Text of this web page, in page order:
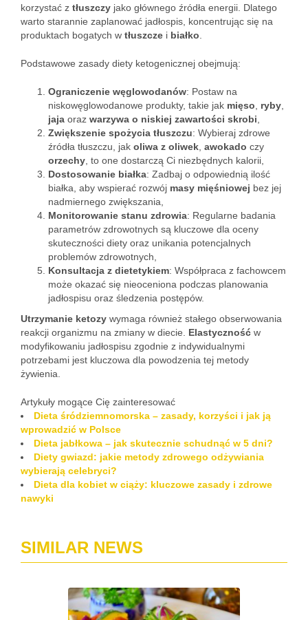
korzystać z tłuszczy jako głównego źródła energii. Dlatego
warto starannie zaplanować jadłospis, koncentrując się na
produktach bogatych w tłuszcze i białko
Podstawowe zasady diety ketogenicznej obejmują:
Ograniczenie węglowodanów: Postaw na
niskowęglowodanowe produkty, takie jak mięso ryby
jaja oraz warzywa o niskiej zawartości skrobi
Zwiększenie spożycia tłuszczu: Wybieraj zdrowe
źródła tłuszczu, jak oliwa z oliwek awokado czy
orzechy , to one dostarczą Ci niezbędnych kalorii,
Dostosowanie białka: Zadbaj o odpowiednią ilość
białka, aby wspierać rozwój masy mięśniowej bez jej
nadmiernego zwiększania,
Monitorowanie stanu zdrowia: Regularne badania
parametrów zdrowotnych są kluczowe dla oceny
skuteczności diety oraz unikania potencjalnych
problemów zdrowotnych,
Konsultacja z dietetykiem: Współpraca z fachowcem
może okazać się nieoceniona podczas planowania
jadłospisu oraz śledzenia postępów.
Utrzymanie ketozy wymaga również stałego obserwowania
reakcji organizmu na zmiany w diecie. Elastyczność w
modyfikowaniu jadłospisu zgodnie z indywidualnymi
potrzebami jest kluczowa dla powodzenia tej metody
żywienia.
Artykuły mogące Cię zainteresować
Dieta śródziemnomorska – zasady, korzyści i jak ją
wprowadzić w Polsce
Dieta jabłkowa – jak skutecznie schudnąć w 5 dni?
Diety gwiazd: jakie metody zdrowego odżywiania
wybierają celebryci?
Dieta dla kobiet w ciąży: kluczowe zasady i zdrowe
nawyki
SIMILAR NEWS